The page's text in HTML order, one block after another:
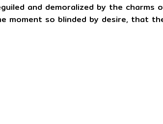
and demoralized by the
moment so blinded by desire, that